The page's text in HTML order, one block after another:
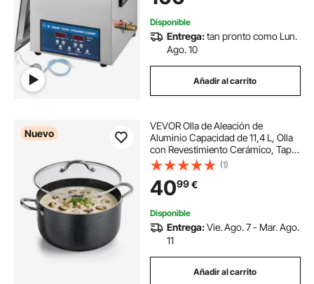
99 min
Disponible
Entrega:tan pronto como Lun.
Ago. 10
Añadir al carrito
Nuevo
VEVOR Olla de Aleación de
Aluminio Capacidad de 11,4 L, Olla
con Revestimiento Cerámico, Tapa
de Vidrio, Base de 2 Capas y Asas
Soldadas Reforzadas, Fácil de
Transportar, Ideal para Sopas,
Guisos
(1)
4099€
Disponible
Entrega:Vie. Ago. 7 - Mar. Ago.
11
Añadir al carrito